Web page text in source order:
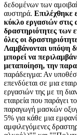
δεδομένων των
αυστηρά. Επιλέχθηκε
κύκλο εργασιών στις
δραστηριότητες των
όλες οι
Λαμβάνονται υπόψη
μπορεί να
μεταποίηση, την
παράδειγμα: Αν
επενδύεται σε μια
εργασιών της με τη
εταιρεία που παράγει
παραγωγή μασκών
5% για κάθε μια
αμφιλεγόμενες